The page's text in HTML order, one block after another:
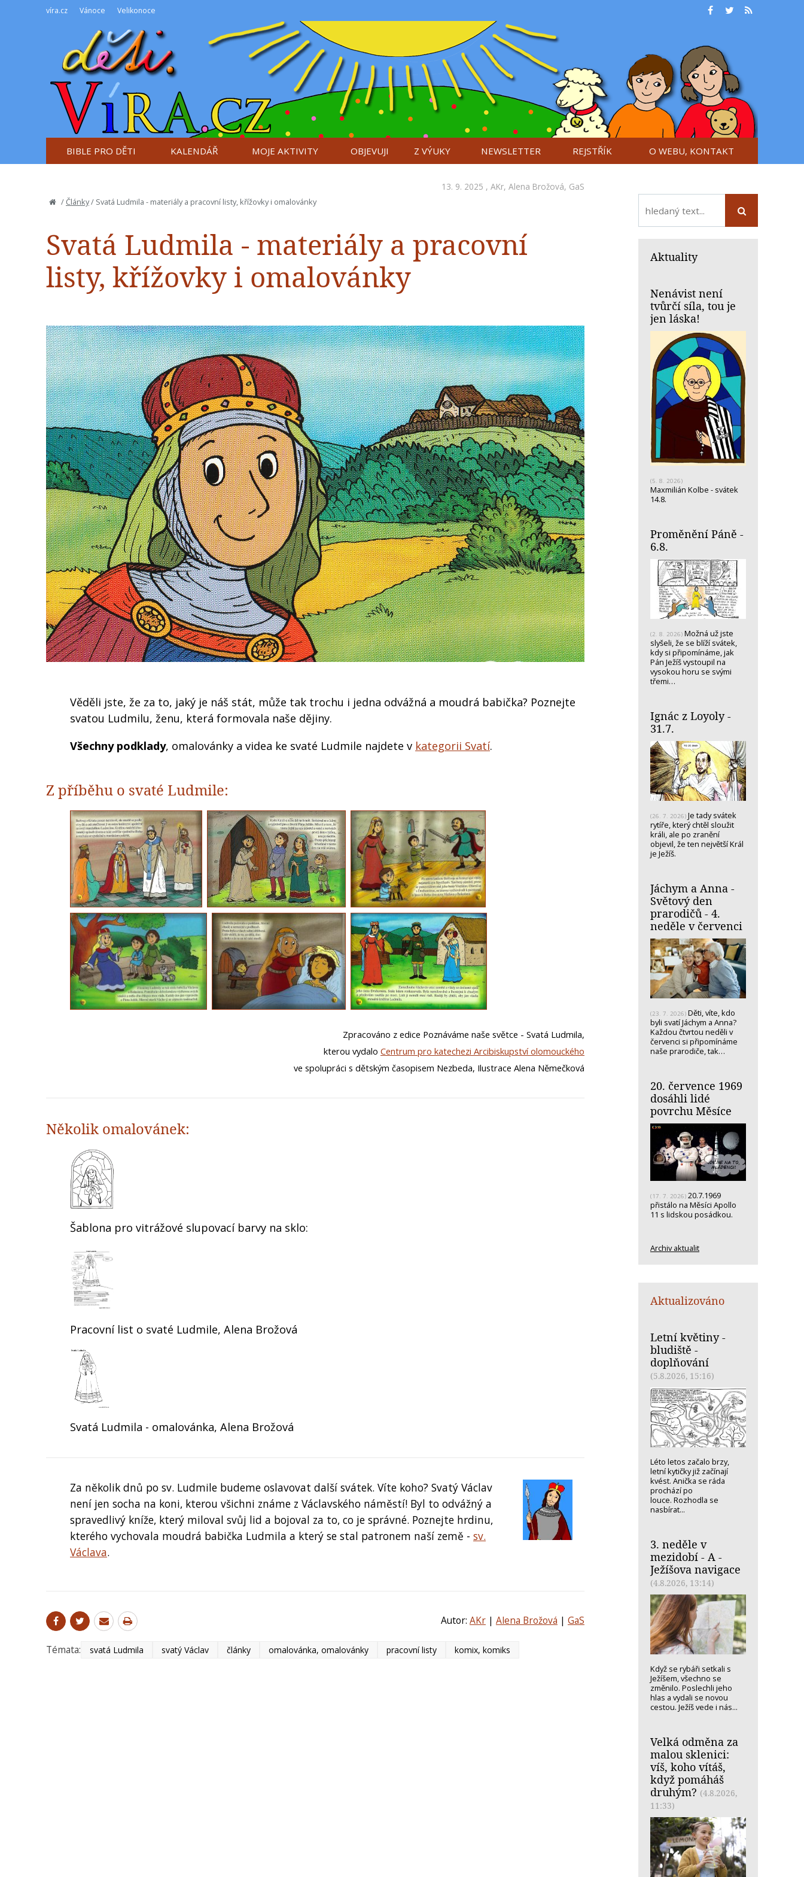
víra.cz Vánoce Velikonoce
BIBLE PRO DĚTI KALENDÁŘ MOJE AKTIVITY OBJEVUJI Z VÝUKY NEWSLETTER REJSTŘÍK O WEBU, KONTAKT
13. 9. 2025 , AKr, Alena Brožová, GaS
/Články/ Svatá Ludmila - materiály a pracovní listy, křížovky i omalovánky
Svatá Ludmila - materiály a pracovní
listy, křížovky i omalovánky
Věděli jste, že za to, jaký je náš stát, může tak trochu i jedna odvážná a moudrá babička? Poznejte
svatou Ludmilu, ženu, která formovala naše dějiny.
Všechny podklady, omalovánky a videa ke svaté Ludmile najdete v kategorii Svatí.
Z příběhu o svaté Ludmile:
Zpracováno z edice Poznáváme naše světce - Svatá Ludmila,
kterou vydalo Centrum pro katechezi Arcibiskupství olomouckého
ve spolupráci s dětským časopisem Nezbeda, Ilustrace Alena Němečková
Několik omalovánek:
Šablona pro vitrážové slupovací barvy na sklo:
Pracovní list o svaté Ludmile, Alena Brožová
Svatá Ludmila - omalovánka, Alena Brožová
Za několik dnů po sv. Ludmile budeme oslavovat další svátek. Víte koho? Svatý Václav
není jen socha na koni, kterou všichni známe z Václavského náměstí! Byl to odvážný a
spravedlivý kníže, který miloval svůj lid a bojoval za to, co je správné. Poznejte hrdinu,
kterého vychovala moudrá babička Ludmila a který se stal patronem naší země - sv.
Václava.
Autor: AKr| Alena Brožová | GaS
Témata: svatá Ludmila svatý Václav články omalovánka, omalovánky pracovní listy komix, komiks
Aktuality
Nenávist není
tvůrčí síla, tou je
jen láska!
(5. 8. 2026)
Maxmilián Kolbe - svátek
14.8.
Proměnění Páně -
6.8.
(2. 8. 2026) Možná už jste
slyšeli, že se blíží svátek,
kdy si připomínáme, jak
Pán Ježíš vystoupil na
vysokou horu se svými
třemi…
Ignác z Loyoly -
31.7.
(26. 7. 2026) Je tady svátek
rytíře, který chtěl sloužit
králi, ale po zranění
objevil, že ten největší Král
je Ježíš.
Jáchym a Anna -
Světový den
prarodičů - 4.
neděle v červenci
(23. 7. 2026) Děti, víte, kdo
byli svatí Jáchym a Anna?
Každou čtvrtou neděli v
červenci si připomínáme
naše prarodiče, tak…
20. července 1969
dosáhli lidé
povrchu Měsíce
(17. 7. 2026) 20.7.1969
přistálo na Měsíci Apollo
11 s lidskou posádkou.
Archiv aktualit
Aktualizováno
Letní květiny -
bludiště -
doplňování
(5.8.2026, 15:16)
Léto letos začalo brzy,
letní kytičky již začínají
kvést. Anička se ráda
prochází po
louce. Rozhodla se
nasbírat...
3. neděle v
mezidobí - A -
Ježíšova navigace
(4.8.2026, 13:14)
Když se rybáři setkali s
Ježíšem, všechno se
změnilo. Poslechli jeho
hlas a vydali se novou
cestou. Ježíš vede i nás...
Velká odměna za
malou sklenici:
víš, koho vítáš,
když pomáháš
druhým? (4.8.2026,
11:33)